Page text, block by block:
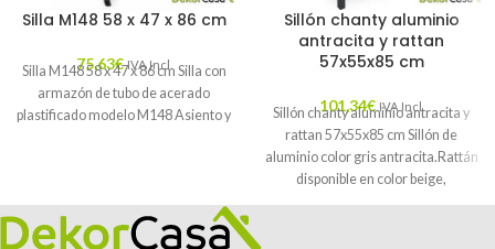
Silla M148 58 x 47 x 86 cm
75,63€ IVA Incl.
Silla M148 58 x 47 x 86 cm Silla con
armazón de tubo de acerado
plastificado modelo M148 Asiento y
Sillón chanty aluminio
antracita y rattan
57x55x85 cm
101,34€ IVA Incl.
Sillón chanty aluminio antracita y
rattan 57x55x85 cm Sillón de
aluminio color gris antracita.Rattán
disponible en color beige,
chocolate, y